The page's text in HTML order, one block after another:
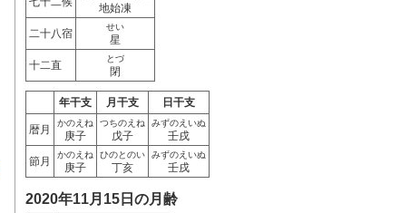
地始凍
二十八宿
せい
星
十二直
とづ
閉
年干支 月干支 日干支
暦月
かのえね
庚子
つちのえね
戊子
みずのえいぬ
壬戌
節月
かのえね
庚子
ひのとのい
丁亥
みずのえいぬ
壬戌
2020年11月15日の月齢